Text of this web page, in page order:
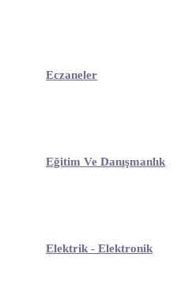
Eczaneler
Eğitim Ve Danışmanlık
Elektrik - Elektronik